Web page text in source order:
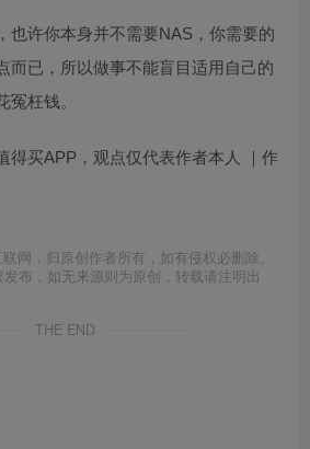
也许你本身并不需要NAS，你需要的
而已，所以做事不能盲目适用自己的
冤枉钱。
得买APP，观点仅代表作者本人 ｜作
网，归原创作者所有，如有侵权必删除。
布，如无来源则为原创，转载请注明出
THE END